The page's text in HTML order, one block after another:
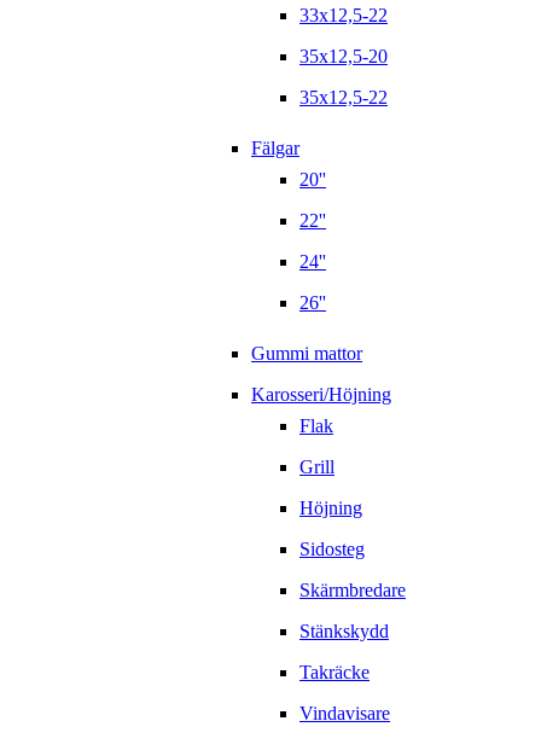
33x12,5-22
35x12,5-20
35x12,5-22
Fälgar
20''
22''
24''
26''
Gummi mattor
Karosseri/Höjning
Flak
Grill
Höjning
Sidosteg
Skärmbredare
Stänkskydd
Takräcke
Vindavisare